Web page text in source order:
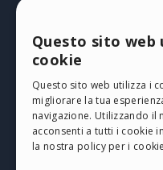
I miei post
I miei Download
Spazio Web
I miei Crediti
Questo sito web
cookie
Questo sito web utilizza i
migliorare la tua
navigazione. Utilizzando il
acconsenti a tutti i cookie
la nostra policy per i